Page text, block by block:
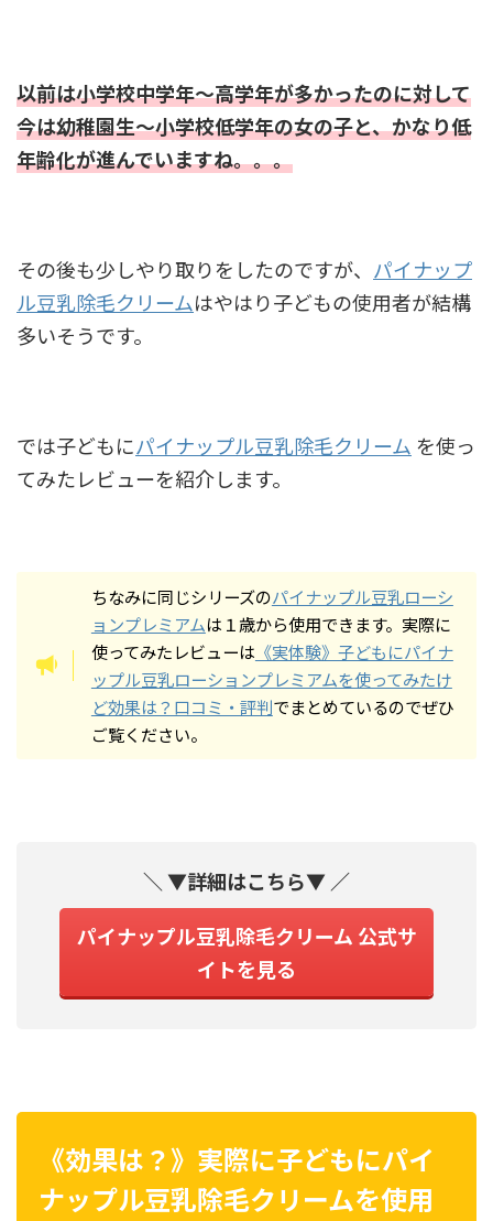
以前は小学校中学年〜高学年が多かったのに対して
今は幼稚園生〜小学校低学年の女の子と、かなり低
年齢化が進んでいますね。。。
その後も少しやり取りをしたのですが、 パイナップ
ル豆乳除毛クリームはやはり子どもの使用者が結構
多いそうです。
では子どもにパイナップル豆乳除毛クリーム を使っ
てみたレビューを紹介します。
ちなみに同じシリーズのパイナップル豆乳ローシ
ョンプレミアムは１歳から使用できます。実際に
使ってみたレビューは 《実体験》子どもにパイナ
ップル豆乳ローションプレミアムを使ってみたけ
ど効果は？口コミ・評判でまとめているのでぜひ
ご覧ください。
＼ ▼詳細はこちら▼ ／
パイナップル豆乳除毛クリーム 公式サ
イトを見る
《効果は？》実際に子どもにパイ
ナップル豆乳除毛クリームを使用